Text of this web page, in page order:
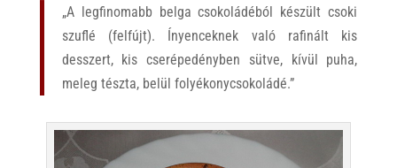
„A legfinomabb belga csokoládéból készült csoki
szuflé (felfújt). Ínyenceknek való rafinált kis
desszert, kis cserépedényben sütve, kívül puha,
meleg tészta, belül folyékonycsokoládé.”